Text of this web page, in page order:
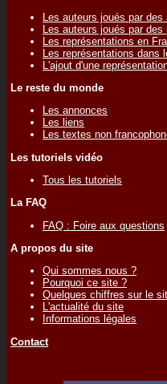
Les auteurs joués par des
Les auteurs joués par des
Les représentations en
Les représentations dans
L'ajout d'une
Le reste du monde
Les annonces
Les liens
Les textes non
Les tutoriels vidéo
Tous les tutoriels
La FAQ
FAQ : Foire aux questions
A propos du site
Qui sommes nous ?
Pourquoi ce site ?
Quelques chiffres sur le
L'actualité du site
Informations légales
Contact